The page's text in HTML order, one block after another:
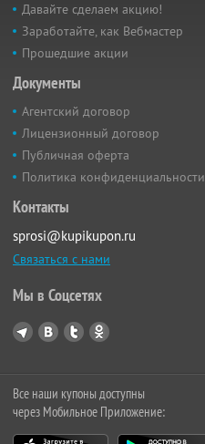
Давайте сделаем акцию!
Заработайте, как Вебмастер
Прошедшие акции
Документы
Агентский договор
Лицензионный договор
Публичная оферта
Политика конфиденциальности
Контакты
sprosi@kupikupon.ru
Связаться с нами
Мы в Соцсетях
Все наши купоны доступны
через Мобильное Приложение: